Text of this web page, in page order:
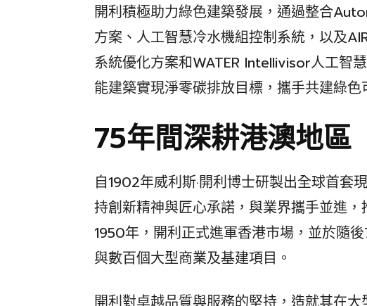
開利積極助力綠色建築發展，通過整合
方案、人工智慧冷水機組控制系統，以及
系統優化方案和WATER Intellivisor人工智
能建築實現淨零碳排放目標，攜手共建綠色
75年間深耕港澳地區
自1902年威利斯·開利博士研製出全球首套
持創新精神與匠心承諾，與業界攜手並進，
1950年，開利正式進軍香港市場，並於隨
與數百個大型商業及基建項目。